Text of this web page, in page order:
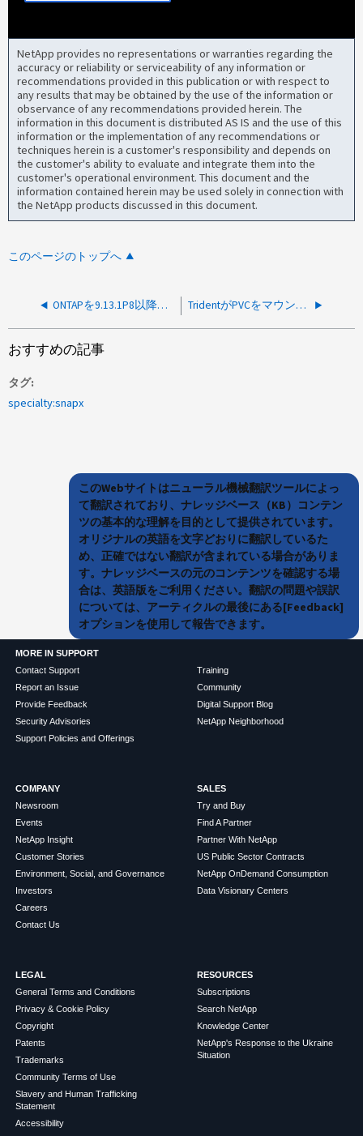
NetApp provides no representations or warranties regarding the
accuracy or reliability or serviceability of any information or
recommendations provided in this publication or with respect to
any results that may be obtained by the use of the information or
observance of any recommendations provided herein. The
information in this document is distributed AS IS and the use of this
information or the implementation of any recommendations or
techniques herein is a customer's responsibility and depends on
the customer's ability to evaluate and integrate them into the
customer's operational environment. This document and the
information contained herein may be used solely in connection with
the NetApp products discussed in this document.
このページのトップへ
ONTAPを9.13.1P8以降にアップグレードすると、TridentでNFSv3をマウントできず、終了ステータスが32になる TridentがPVCをマウントできません。CSIドライバが登録済みリストに見つかりません
おすすめの記事
タグ
specialty:snapx
このWebサイトはニューラル機械翻訳ツールによっ
て翻訳されており、ナレッジベース（KB）コンテン
ツの基本的な理解を目的として提供されています。
オリジナルの英語を文字どおりに翻訳しているた
め、正確ではない翻訳が含まれている場合がありま
す。ナレッジベースの元のコンテンツを確認する場
合は、英語版をご利用ください。翻訳の問題や誤訳
については、アーティクルの最後にある[Feedback]
オプションを使用して報告できます。
MORE IN SUPPORT
Contact Support
Report an Issue
Provide Feedback
Security Advisories
Support Policies and Offerings
Training
Community
Digital Support Blog
NetApp Neighborhood
COMPANY
Newsroom
Events
NetApp Insight
Customer Stories
Environment, Social, and Governance
Investors
Careers
Contact Us
SALES
Try and Buy
Find A Partner
Partner With NetApp
US Public Sector Contracts
NetApp OnDemand Consumption
Data Visionary Centers
LEGAL
General Terms and Conditions
Privacy & Cookie Policy
Copyright
Patents
Trademarks
Community Terms of Use
Slavery and Human Trafficking
Statement
Accessibility
RESOURCES
Subscriptions
Search NetApp
Knowledge Center
NetApp's Response to the Ukraine
Situation